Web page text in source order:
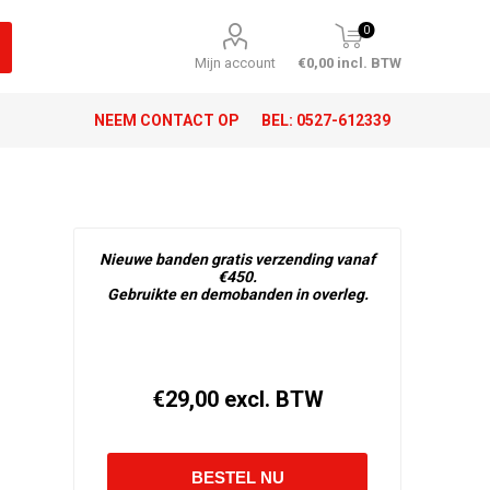
Mijn account
0
€0,00 incl. BTW
NEEM CONTACT OP BEL: 0527-612339
Nieuwe banden gratis verzending vanaf
€450.
Gebruikte en demobanden in overleg.
€29,00 excl. BTW